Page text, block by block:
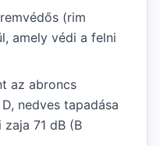
(rim
amely védi a felni
az abroncs
nedves tapadása
71 dB (B